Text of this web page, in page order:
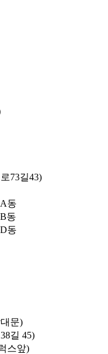
73길43)
동
동
동
문)
길 45)
스앞)